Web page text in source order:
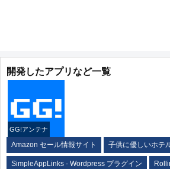
開発したアプリなど一覧
GG!アンテナ
Amazon セール情報サイト 子供に優しいホテ
SimpleAppLinks - Wordpress プラグイン